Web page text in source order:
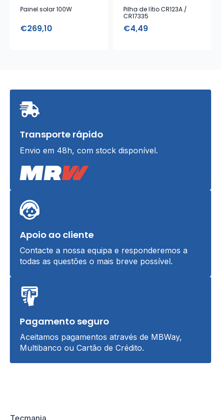
Painel solar 100W
€269,10
Pilha de lítio CR123A /
CR17335
€4,49
Transporte rápido
Envio em 48h, com stock disponível.
Apoio ao cliente
Contacte a nossa equipa e responderemos a
todas as questões o mais breve possível.
Pagamento seguro
Aceitamos pagamentos através de MBWay,
Multibanco ou Cartão de Crédito.
Tecmania